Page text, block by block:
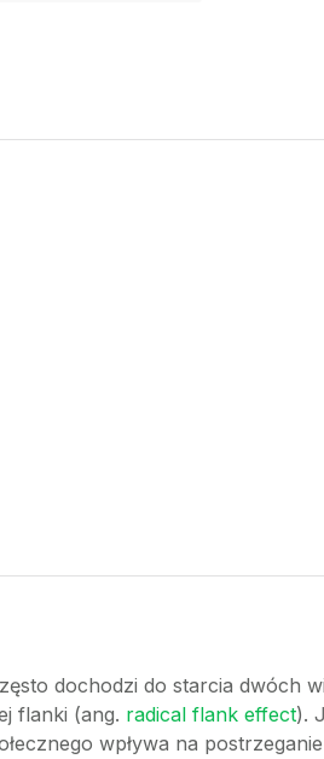
dochodzi do starcia dwóch
flanki (ang. radical flank effect).
wpływa na